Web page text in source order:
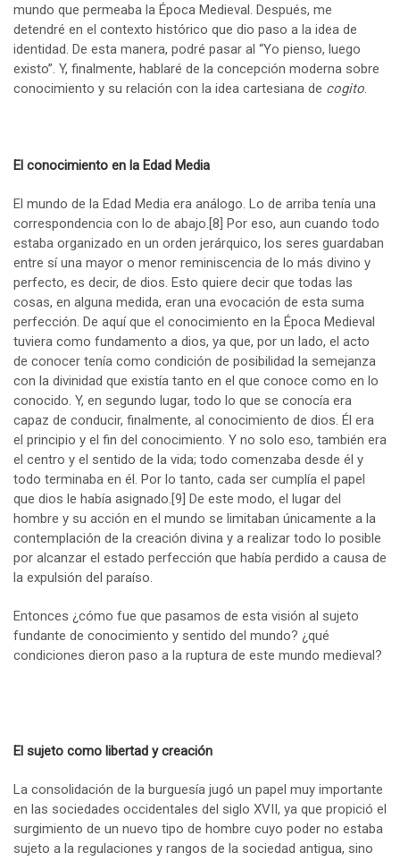
mundo que permeaba la Época Medieval. Después, me
detendré en el contexto histórico que dio paso a la idea de
identidad. De esta manera, podré pasar al “Yo pienso, luego
existo”. Y, finalmente, hablaré de la concepción moderna sobre
conocimiento y su relación con la idea cartesiana de cogito.
El conocimiento en la Edad Media
El mundo de la Edad Media era análogo. Lo de arriba tenía una
correspondencia con lo de abajo.[8] Por eso, aun cuando todo
estaba organizado en un orden jerárquico, los seres guardaban
entre sí una mayor o menor reminiscencia de lo más divino y
perfecto, es decir, de dios. Esto quiere decir que todas las
cosas, en alguna medida, eran una evocación de esta suma
perfección. De aquí que el conocimiento en la Época Medieval
tuviera como fundamento a dios, ya que, por un lado, el acto
de conocer tenía como condición de posibilidad la semejanza
con la divinidad que existía tanto en el que conoce como en lo
conocido. Y, en segundo lugar, todo lo que se conocía era
capaz de conducir, finalmente, al conocimiento de dios. Él era
el principio y el fin del conocimiento. Y no solo eso, también era
el centro y el sentido de la vida; todo comenzaba desde él y
todo terminaba en él. Por lo tanto, cada ser cumplía el papel
que dios le había asignado.[9] De este modo, el lugar del
hombre y su acción en el mundo se limitaban únicamente a la
contemplación de la creación divina y a realizar todo lo posible
por alcanzar el estado perfección que había perdido a causa de
la expulsión del paraíso.
Entonces ¿cómo fue que pasamos de esta visión al sujeto
fundante de conocimiento y sentido del mundo? ¿qué
condiciones dieron paso a la ruptura de este mundo medieval?
El sujeto como libertad y creación
La consolidación de la burguesía jugó un papel muy importante
en las sociedades occidentales del siglo XVII, ya que propició el
surgimiento de un nuevo tipo de hombre cuyo poder no estaba
sujeto a la regulaciones y rangos de la sociedad antigua, sino